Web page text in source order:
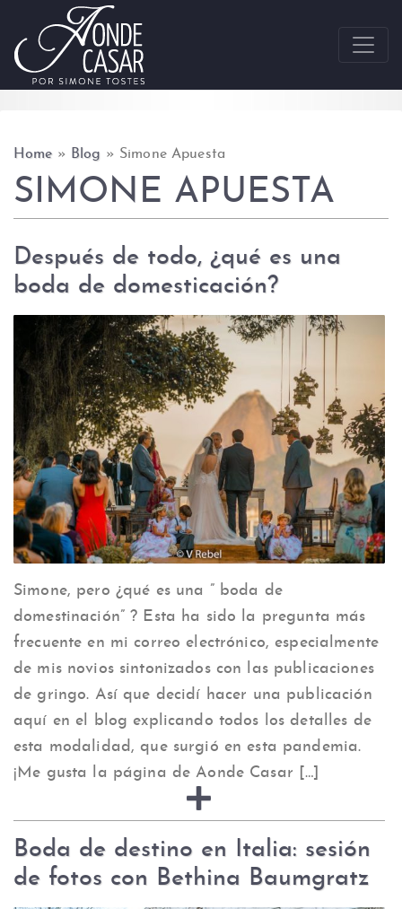
Skip to content
Home » Blog » Simone Apuesta
SIMONE APUESTA
Después de todo, ¿qué es una
boda de domesticación?
Simone, pero ¿qué es una ” boda de
domestinación” ? Esta ha sido la pregunta más
frecuente en mi correo electrónico, especialmente
de mis novios sintonizados con las publicaciones
de gringo. Así que decidí hacer una publicación
aquí en el blog explicando todos los detalles de
esta modalidad, que surgió en esta pandemia.
¡Me gusta la página de Aonde Casar […]
Boda de destino en Italia: sesión
de fotos con Bethina Baumgratz